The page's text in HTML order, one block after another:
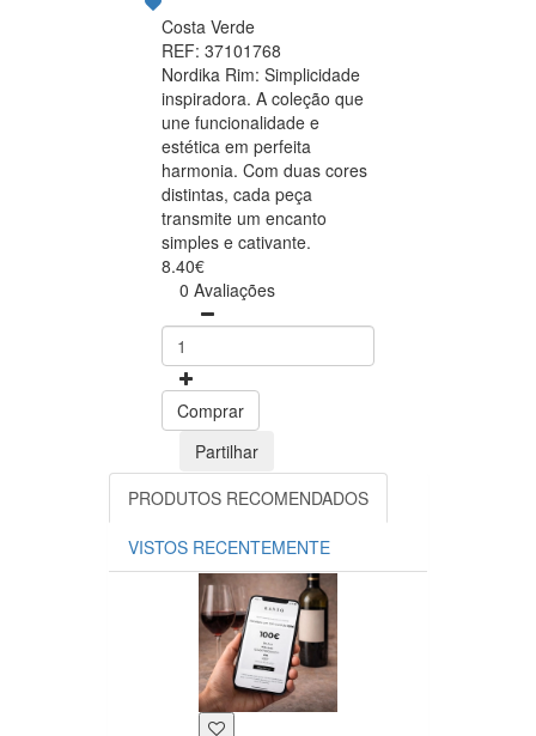
Costa Verde
REF: 37101768
Nordika Rim: Simplicidade
inspiradora. A coleção que
une funcionalidade e
estética em perfeita
harmonia. Com duas cores
distintas, cada peça
transmite um encanto
simples e cativante.
8.40€
0 Avaliações
Comprar
Partilhar
PRODUTOS RECOMENDADOS
VISTOS RECENTEMENTE